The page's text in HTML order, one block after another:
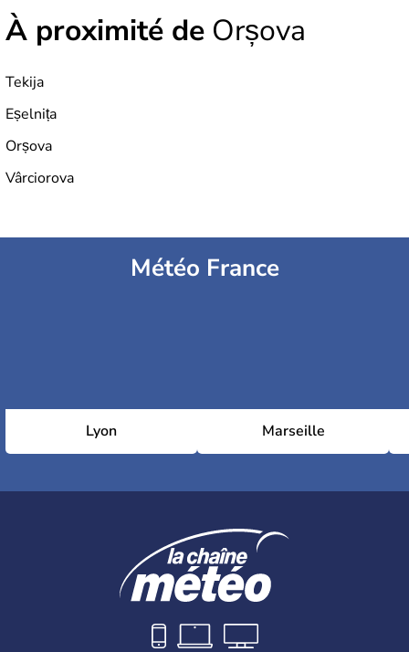
À proximité de Orșova
Tekija
Eșelnița
Orșova
Vârciorova
Météo France
Lyon Marseille